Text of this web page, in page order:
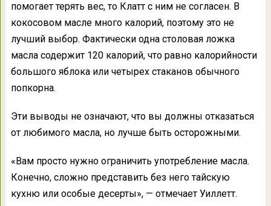
помогает терять вес, то Клатт с ним не согласен. В
кокосовом масле много калорий, поэтому это не
лучший выбор. Фактически одна столовая ложка
масла содержит 120 калорий, что равно калорийности
большого яблока или четырех стаканов обычного
попкорна.
Эти выводы не означают, что вы должны отказаться
от любимого масла, но лучше быть осторожными.
«Вам просто нужно ограничить употребление масла.
Конечно, сложно представить без него тайскую
кухню или особые десерты», — отмечает Уиллетт.